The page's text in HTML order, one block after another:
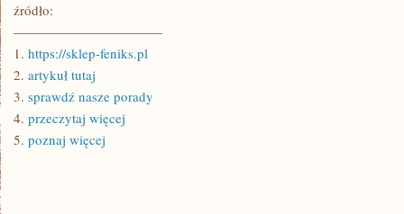
źródło:
———————————
1. https://sklep-feniks.pl
2. artykuł tutaj
3. sprawdź nasze porady
4. przeczytaj więcej
5. poznaj więcej